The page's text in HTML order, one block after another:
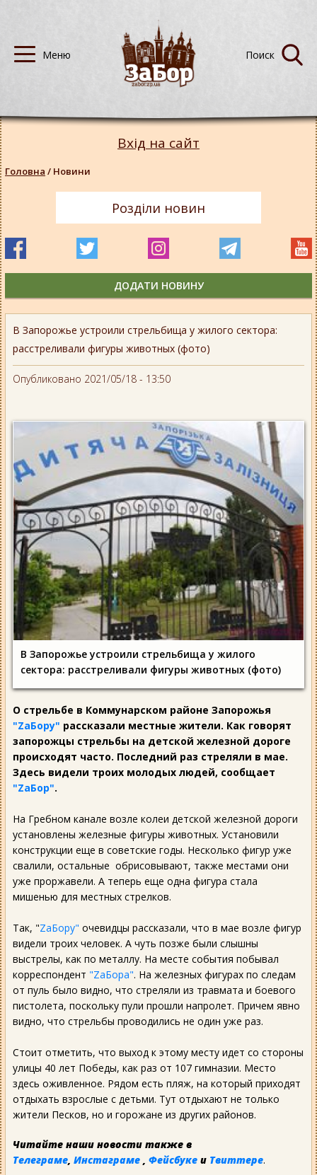
В Запорожье устроили стрельбища у жилого сектора:
расстреливали фигуры животных (фото)
Опубликовано 2021/05/18 - 13:50
В Запорожье устроили стрельбища у жилого
сектора: расстреливали фигуры животных (фото)
О стрельбе в Коммунарском районе Запорожья
"ZаБору" рассказали местные жители. Как говорят
запорожцы стрельбы на детской железной дороге
происходят часто. Последний раз стреляли в мае.
Здесь видели троих молодых людей, сообщает
"ZаБор".
На Гребном канале возле колеи детской железной дороги
установлены железные фигуры животных. Установили
конструкции еще в советские годы. Несколько фигур уже
свалили, остальные обрисовывают, также местами они
уже проржавели. А теперь еще одна фигура стала
мишенью для местных стрелков.
Так, "ZаБору" очевидцы рассказали, что в мае возле фигур
видели троих человек. А чуть позже были слышны
выстрелы, как по металлу. На месте события побывал
корреспондент "ZаБора". На железных фигурах по следам
от пуль было видно, что стреляли из травмата и боевого
пистолета, поскольку пули прошли напролет. Причем явно
видно, что стрельбы проводились не один уже раз.
Стоит отметить, что выход к этому месту идет со стороны
улицы 40 лет Победы, как раз от 107 гимназии. Место
здесь оживленное. Рядом есть пляж, на который приходят
отдыхать взрослые с детьми. Тут отдыхают не только
жители Песков, но и горожане из других районов.
Читайте наши новости также в
Телеграме Инстаграме Фейсбуке и Твиттере.
Вхід на сайт
Головна / Новини
Розділи новин
ДОДАТИ НОВИНУ